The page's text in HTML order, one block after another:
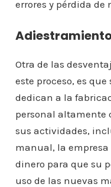
errores y pérdida de
Otra de las
este proceso, es
dedican a la
personal altamente
sus actividades,
manual, la empresa
dinero para que su
uso de las nuevas